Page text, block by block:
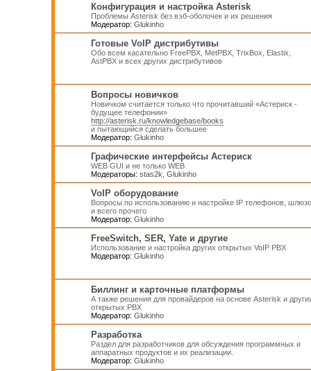
Конфигурация и настройка Asterisk
Проблемы Asterisk без вэб-оболочек и их решения
Модератор: Glukinho
Готовые VoIP дистрибутивы
Обо всем касательно FreePBX, MetPBX, TrixBox, Elastix,
AstPBX и всех других дистрибутивов
Вопросы новичков
Новичком считается только что прочитавший «Астериск -
будущее телефонии»
http://asterisk.ru/knowledgebase/books
и пытающийся сделать большее
Модератор: Glukinho
Графические интерфейсы Астериск
WEB GUI и не только WEB
Модераторы: stas2k Glukinho
VoIP оборудование
Вопросы по использованию и настройке IP телефонов,
и всего прочего
Модератор: Glukinho
FreeSwitch, SER, Yate и другие
Использование и настройка других открытых VoIP PBX
Модератор: Glukinho
Биллинг и карточные платформы
А также решения для провайдеров на основе Asterisk и
открытых PBX
Модератор: Glukinho
Разработка
Раздел для разработчиков для обсуждения программных и
аппаратных продуктов и их реализации.
Модератор: Glukinho